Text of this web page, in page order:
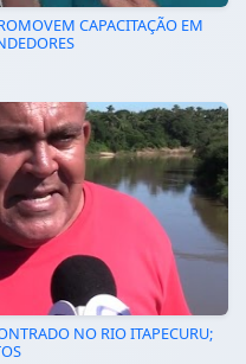
CAPACITAÇÃO EM
NO RIO ITAPECURU;